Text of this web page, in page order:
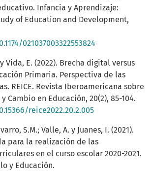
Infancia y Aprendizaje:
of Education and Development,
021037003322553824
y Vida, E. (2022). Brecha digital versus
Primaria. Perspectiva de las
REICE. Revista Iberoamericana sobre
Cambio en Educación, 20(2), 85-104.
reice2022.20.2.005
S.M.; Valle, A. y Juanes, I. (2021).
para la realización de las
en el curso escolar 2020-2021.
y Educación.